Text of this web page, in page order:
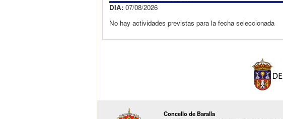
DIA: 07/08/2026
No hay actividades previstas para la fecha seleccionada
Concello de Baralla